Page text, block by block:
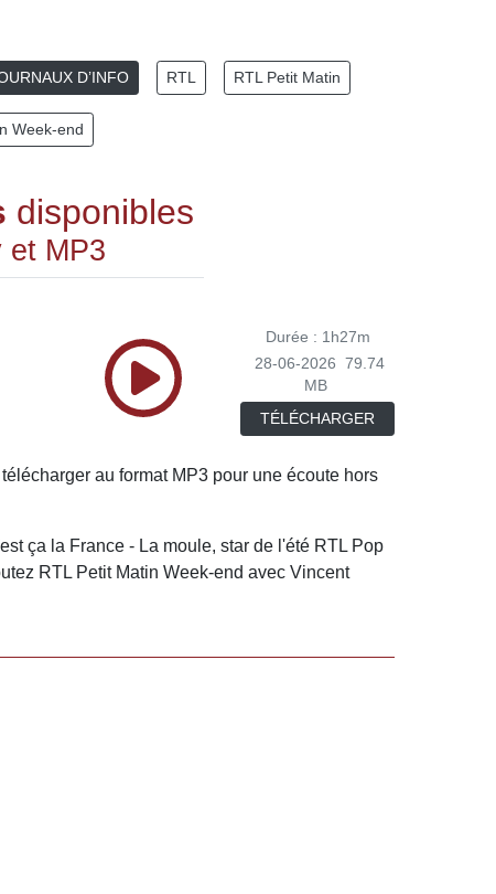
D’INFO RTL RTL Petit Matin
Week-end
disponibles
et MP3
Durée : 1h27m
28-06-2026
79.74
MB
TÉLÉCHARGER
au format MP3 pour une écoute hors
ça la France - La moule, star de l'été RTL Pop
RTL Petit Matin Week-end avec Vincent